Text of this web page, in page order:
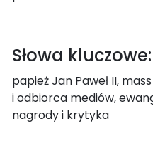
Słowa kluczowe:
papież Jan Paweł II,
i odbiorca mediów,
nagrody i krytyka